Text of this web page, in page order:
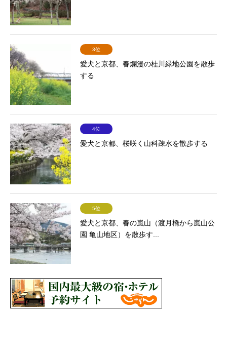
3位
愛犬と京都、春爛漫の桂川緑地公園を散歩
する
4位
愛犬と京都、桜咲く山科疎水を散歩する
5位
愛犬と京都、春の嵐山（渡月橋から嵐山公
園 亀山地区）を散歩す...